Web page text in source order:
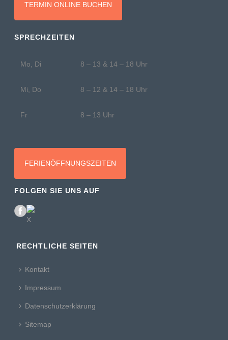
TERMIN ONLINE BUCHEN
SPRECHZEITEN
Mo, Di 8 – 13 & 14 – 18 Uhr
Mi, Do 8 – 12 & 14 – 18 Uhr
Fr 8 – 13 Uhr
FERIENÖFFNUNGSZEITEN
FOLGEN SIE UNS AUF
RECHTLICHE SEITEN
Kontakt
Impressum
Datenschutzerklärung
Sitemap